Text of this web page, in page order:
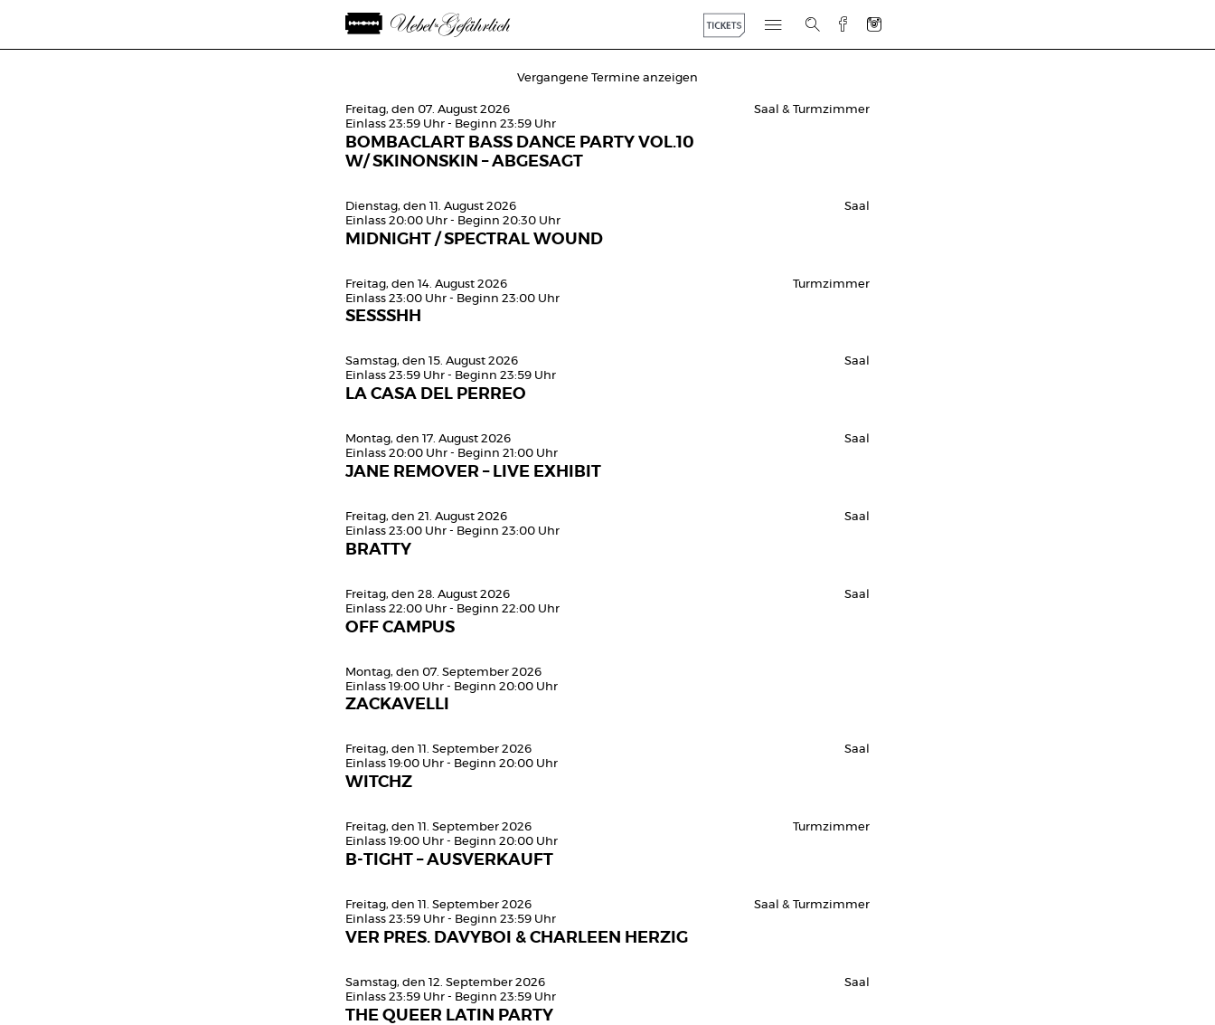
Vergangene Termine anzeigen
Freitag, den 07. August 2026
Einlass 23:59 Uhr - Beginn 23:59 Uhr
BOMBACLART BASS DANCE PARTY VOL.10
W/ SKINONSKIN – ABGESAGT
Saal & Turmzimmer
Dienstag, den 11. August 2026
Einlass 20:00 Uhr - Beginn 20:30 Uhr
MIDNIGHT / SPECTRAL WOUND
Saal
Freitag, den 14. August 2026
Einlass 23:00 Uhr - Beginn 23:00 Uhr
SESSSHH
Turmzimmer
Samstag, den 15. August 2026
Einlass 23:59 Uhr - Beginn 23:59 Uhr
LA CASA DEL PERREO
Saal
Montag, den 17. August 2026
Einlass 20:00 Uhr - Beginn 21:00 Uhr
JANE REMOVER – LIVE EXHIBIT
Saal
Freitag, den 21. August 2026
Einlass 23:00 Uhr - Beginn 23:00 Uhr
BRATTY
Saal
Freitag, den 28. August 2026
Einlass 22:00 Uhr - Beginn 22:00 Uhr
OFF CAMPUS
Saal
Montag, den 07. September 2026
Einlass 19:00 Uhr - Beginn 20:00 Uhr
ZACKAVELLI
Freitag, den 11. September 2026
Einlass 19:00 Uhr - Beginn 20:00 Uhr
WITCHZ
Saal
Freitag, den 11. September 2026
Einlass 19:00 Uhr - Beginn 20:00 Uhr
B-TIGHT – AUSVERKAUFT
Turmzimmer
Freitag, den 11. September 2026
Einlass 23:59 Uhr - Beginn 23:59 Uhr
VER PRES. DAVYBOI & CHARLEEN HERZIG
Saal & Turmzimmer
Samstag, den 12. September 2026
Einlass 23:59 Uhr - Beginn 23:59 Uhr
THE QUEER LATIN PARTY
Saal